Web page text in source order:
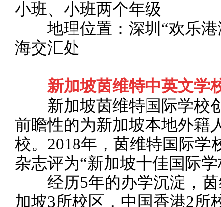
小班、小班两个年级
地理位置：深圳“欢乐港
海交汇处
新加坡茵维特中英文学
新加坡茵维特国际学校创
前瞻性的为新加坡本地外籍
校。2018年，茵维特国际学
杂志评为“新加坡十佳国际
经历5年的办学沉淀，茵
加坡3所校区，中国香港2所